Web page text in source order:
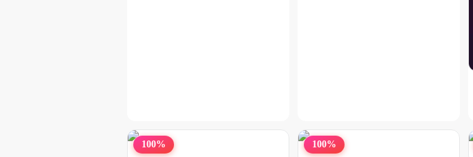
100% 100%